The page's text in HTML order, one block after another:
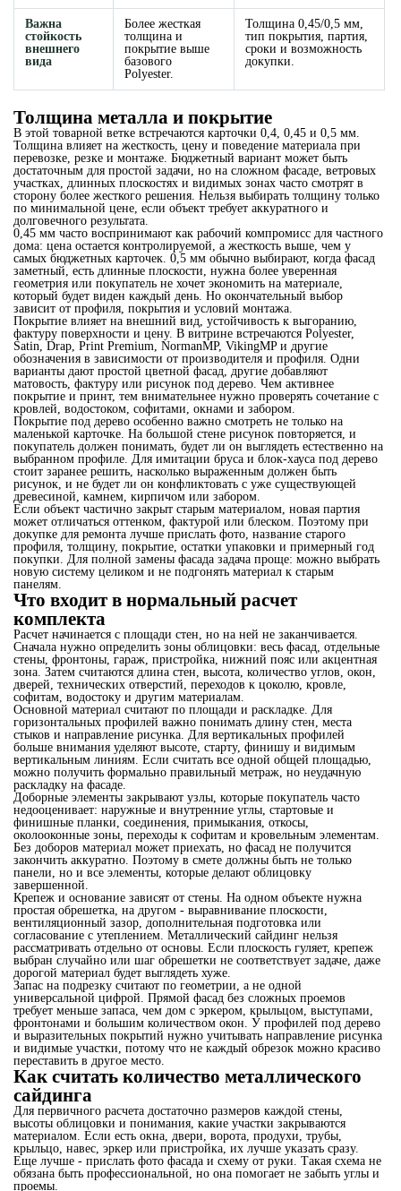
Важна
стойкость
внешнего
вида
Более жесткая
толщина и
покрытие выше
базового
Polyester.
Толщина 0,45/0,5 мм,
тип покрытия, партия,
сроки и возможность
докупки.
Толщина металла и покрытие
В этой товарной ветке встречаются карточки 0,4, 0,45 и 0,5 мм.
Толщина влияет на жесткость, цену и поведение материала при
перевозке, резке и монтаже. Бюджетный вариант может быть
достаточным для простой задачи, но на сложном фасаде, ветровых
участках, длинных плоскостях и видимых зонах часто смотрят в
сторону более жесткого решения. Нельзя выбирать толщину только
по минимальной цене, если объект требует аккуратного и
долговечного результата.
0,45 мм часто воспринимают как рабочий компромисс для частного
дома: цена остается контролируемой, а жесткость выше, чем у
самых бюджетных карточек. 0,5 мм обычно выбирают, когда фасад
заметный, есть длинные плоскости, нужна более уверенная
геометрия или покупатель не хочет экономить на материале,
который будет виден каждый день. Но окончательный выбор
зависит от профиля, покрытия и условий монтажа.
Покрытие влияет на внешний вид, устойчивость к выгоранию,
фактуру поверхности и цену. В витрине встречаются Polyester,
Satin, Drap, Print Premium, NormanMP, VikingMP и другие
обозначения в зависимости от производителя и профиля. Одни
варианты дают простой цветной фасад, другие добавляют
матовость, фактуру или рисунок под дерево. Чем активнее
покрытие и принт, тем внимательнее нужно проверять сочетание с
кровлей, водостоком, софитами, окнами и забором.
Покрытие под дерево особенно важно смотреть не только на
маленькой карточке. На большой стене рисунок повторяется, и
покупатель должен понимать, будет ли он выглядеть естественно на
выбранном профиле. Для имитации бруса и блок-хауса под дерево
стоит заранее решить, насколько выраженным должен быть
рисунок, и не будет ли он конфликтовать с уже существующей
древесиной, камнем, кирпичом или забором.
Если объект частично закрыт старым материалом, новая партия
может отличаться оттенком, фактурой или блеском. Поэтому при
докупке для ремонта лучше прислать фото, название старого
профиля, толщину, покрытие, остатки упаковки и примерный год
покупки. Для полной замены фасада задача проще: можно выбрать
новую систему целиком и не подгонять материал к старым
панелям.
Что входит в нормальный расчет
комплекта
Расчет начинается с площади стен, но на ней не заканчивается.
Сначала нужно определить зоны облицовки: весь фасад, отдельные
стены, фронтоны, гараж, пристройка, нижний пояс или акцентная
зона. Затем считаются длина стен, высота, количество углов, окон,
дверей, технических отверстий, переходов к цоколю, кровле,
софитам, водостоку и другим материалам.
Основной материал считают по площади и раскладке. Для
горизонтальных профилей важно понимать длину стен, места
стыков и направление рисунка. Для вертикальных профилей
больше внимания уделяют высоте, старту, финишу и видимым
вертикальным линиям. Если считать все одной общей площадью,
можно получить формально правильный метраж, но неудачную
раскладку на фасаде.
Доборные элементы закрывают узлы, которые покупатель часто
недооценивает: наружные и внутренние углы, стартовые и
финишные планки, соединения, примыкания, откосы,
околооконные зоны, переходы к софитам и кровельным элементам.
Без доборов материал может приехать, но фасад не получится
закончить аккуратно. Поэтому в смете должны быть не только
панели, но и все элементы, которые делают облицовку
завершенной.
Крепеж и основание зависят от стены. На одном объекте нужна
простая обрешетка, на другом - выравнивание плоскости,
вентиляционный зазор, дополнительная подготовка или
согласование с утеплением. Металлический сайдинг нельзя
рассматривать отдельно от основы. Если плоскость гуляет, крепеж
выбран случайно или шаг обрешетки не соответствует задаче, даже
дорогой материал будет выглядеть хуже.
Запас на подрезку считают по геометрии, а не одной
универсальной цифрой. Прямой фасад без сложных проемов
требует меньше запаса, чем дом с эркером, крыльцом, выступами,
фронтонами и большим количеством окон. У профилей под дерево
и выразительных покрытий нужно учитывать направление рисунка
и видимые участки, потому что не каждый обрезок можно красиво
переставить в другое место.
Как считать количество металлического
сайдинга
Для первичного расчета достаточно размеров каждой стены,
высоты облицовки и понимания, какие участки закрываются
материалом. Если есть окна, двери, ворота, продухи, трубы,
крыльцо, навес, эркер или пристройка, их лучше указать сразу.
Еще лучше - прислать фото фасада и схему от руки. Такая схема не
обязана быть профессиональной, но она помогает не забыть углы и
проемы.